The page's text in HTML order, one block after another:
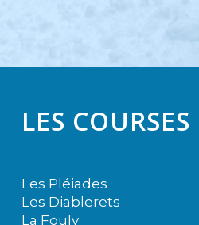
LES COURSES
Les Pléiades
Les Diablerets
La Fouly